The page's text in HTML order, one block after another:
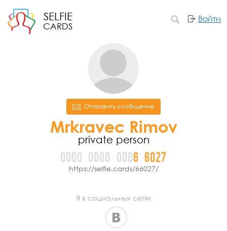
SELFIE
CARDS
Войти
Отправить сообщение
Mrkravec Rimov
private person
0000 0000 0006 6027
https://selfie.cards/66027/
Я в социальных сетях